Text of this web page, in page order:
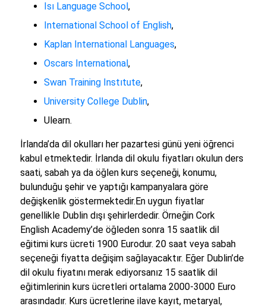
Isı Language School ,
International School of English,
Kaplan International Languages,
Oscars International ,
Swan Training Instıtute,
University College Dublin,
Ulearn.
İrlanda’da dil okulları her pazartesi günü yeni öğrenci
kabul etmektedir. İrlanda dil okulu fiyatları okulun ders
saati, sabah ya da öğlen kurs seçeneği, konumu,
bulunduğu şehir ve yaptığı kampanyalara göre
değişkenlik göstermektedir.En uygun fiyatlar
genellikle Dublin dışı şehirlerdedir. Örneğin Cork
English Academy’de öğleden sonra 15 saatlik dil
eğitimi kurs ücreti 1900 Eurodur. 20 saat veya sabah
seçeneği fiyatta değişim sağlayacaktır. Eğer Dublin’de
dil okulu fiyatını merak ediyorsanız 15 saatlik dil
eğitimlerinin kurs ücretleri ortalama 2000-3000 Euro
arasındadır. Kurs ücretlerine ilave kayıt, metaryal,